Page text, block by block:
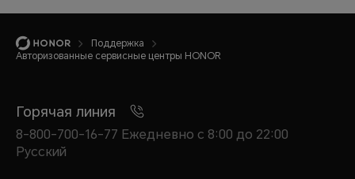
Поддержка
Авторизованные сервисные центры HONOR
Горячая линия
8-800-700-16-77 Ежедневно с 8:00 до 22:00
Русский